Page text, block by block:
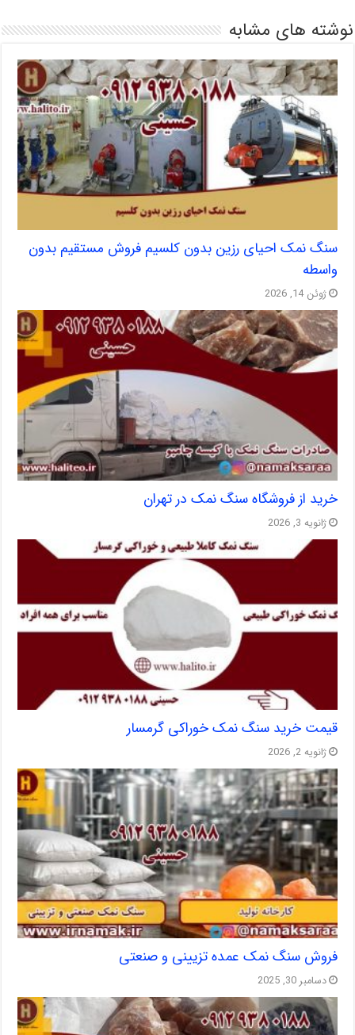
نوشته های مشابه
سنگ نمک احیای رزین بدون کلسیم فروش مستقیم بدون
واسطه
ژوئن 14, 2026
خرید از فروشگاه سنگ نمک در تهران
ژانویه 3, 2026
قیمت خرید سنگ نمک خوراکی گرمسار
ژانویه 2, 2026
فروش سنگ نمک عمده تزیینی و صنعتی
دسامبر 30, 2025